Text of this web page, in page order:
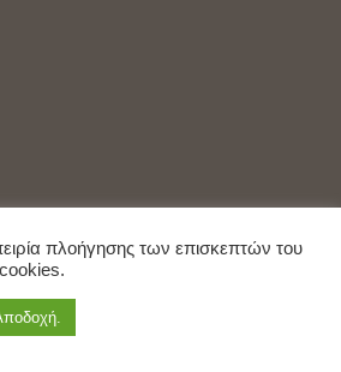
πλοήγησης των επισκεπτών του